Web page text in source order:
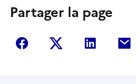
Partager la page
Partager sur Facebook
Partager sur